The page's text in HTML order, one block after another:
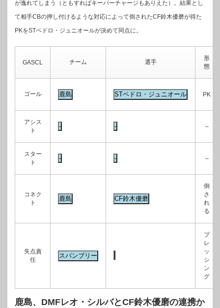
が逸れてしまう（ともすればキーパーチャージもありえた）。結果とし
て相手CBの押し付けるような対応によって倒されたCF鈴木優磨が得た
PKをSTペドロ・ジュニオールが決めて同点に。
GASCL チーム 選手
形
態
ゴール PK
アシス
ト
–
スター
ト
–
コネク
ト
倒
さ
れ
る
失点責
任
プ
レ
ッ
シ
ン
グ
鹿島、DMFレオ・シルバとCF鈴木優磨の連携か